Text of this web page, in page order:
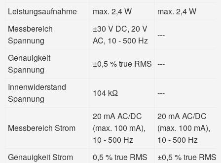
Leistungsaufnahme
max. 2,4 W
max. 2,4 W
Messbereich
Spannung
±30 V DC, 20 V
AC, 10 - 500 Hz
---
Genauigkeit
Spannung
±0,5 % true RMS ---
Innenwiderstand
Spannung
104 kΩ ---
Messbereich Strom
20 mA AC/DC
(max. 100 mA),
10 - 500 Hz
20 mA AC/DC
(max. 100 mA),
10 - 500 Hz
Genauigkeit Strom
0,5 % true RMS
±0,5 % true RMS